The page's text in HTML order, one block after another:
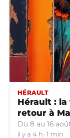
HÉRAULT
Hérault :
retour à
Du 8 au 16
il y a 4 h 1 min